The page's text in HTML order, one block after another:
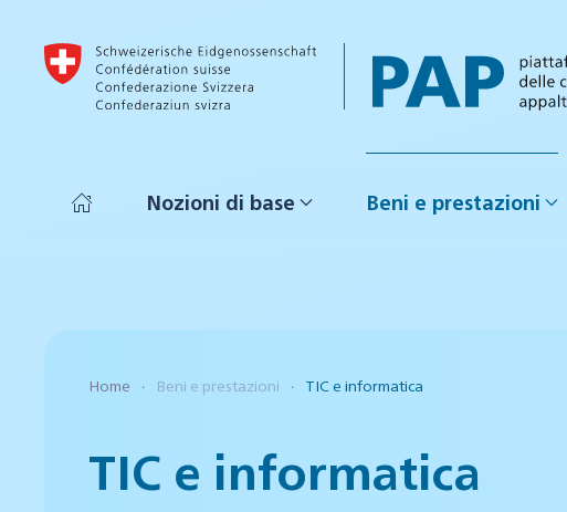
Skip to main content
Nozioni di base Beni e prestazioni
Home Beni e prestazioni TIC e informatica
TIC e informatica